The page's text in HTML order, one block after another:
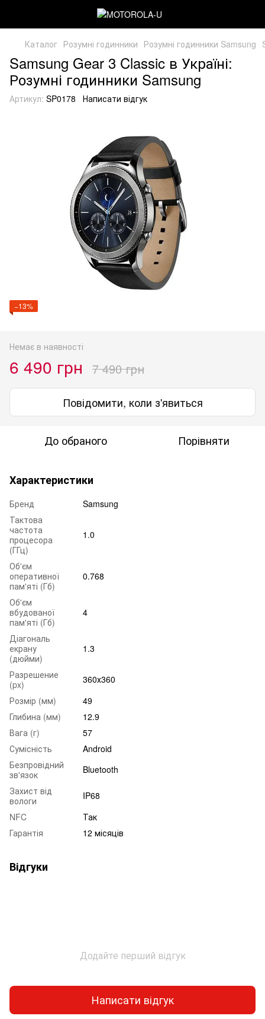
Каталог Розумні годинники Розумні годинники Samsung
Samsung Gear 3 Classic в Україні:
Розумні годинники Samsung
Артикул: SP0178 Написати відгук
−13%
Немає в наявності
6 490 грн 7 490 грн
Повідомити, коли з'явиться
До обраного Порівняти
Характеристики
Бренд
Samsung
Тактова
частота
процесора
(ГГц)
1.0
Об'єм
оперативної
пам'яті (Гб)
0.768
Об'єм
вбудованої
пам'яті (Гб)
4
Діагональ
екрану
(дюйми)
1.3
Разрешение
(px)
360х360
Розмір (мм)
49
Глибина (мм)
12.9
Вага (г)
57
Сумісність
Android
Безпровідний
зв'язок
Bluetooth
Захист від
вологи
IP68
NFC
Так
Гарантія
12 місяців
Відгуки
Додайте перший відгук
Написати відгук